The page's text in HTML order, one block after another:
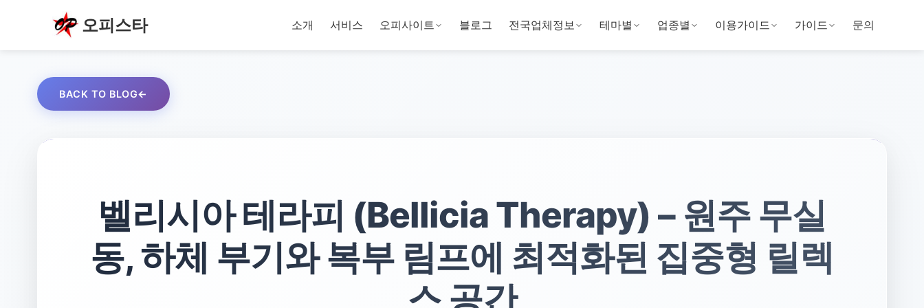
오피스타 소개 서비스 오피사이트 블로그 전국업체정보 테마별 업종별 이용가이드 가이드 문의
BACK TO BLOG
벨리시아 테라피 (Bellicia Therapy) – 원주 무실
동, 하체 부기와 복부 림프에 최적화된 집중형 릴렉
스 공간